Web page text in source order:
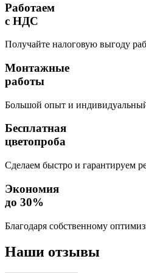
Работаем
с НДС
Получайте налоговую выгоду
Монтажные
работы
Большой опыт и
Бесплатная
цветопроба
Сделаем быстро и гарантируем
Экономия
до 30%
Благодаря собственному
Наши отзывы